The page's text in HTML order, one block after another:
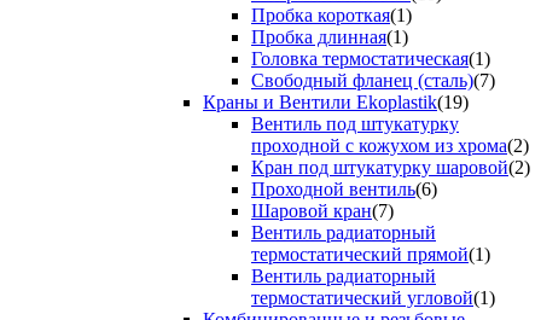
Пробка короткая(1)
Пробка длинная(1)
Головка термостатическая(1)
Свободный фланец (сталь)(7)
Краны и Вентили Ekoplastik(19)
Вентиль под штукатурку
проходной с кожухом из хрома(2)
Кран под штукатурку шаровой(2)
Проходной вентиль(6)
Шаровой кран(7)
Вентиль радиаторный
термостатический прямой(1)
Вентиль радиаторный
термостатический угловой(1)